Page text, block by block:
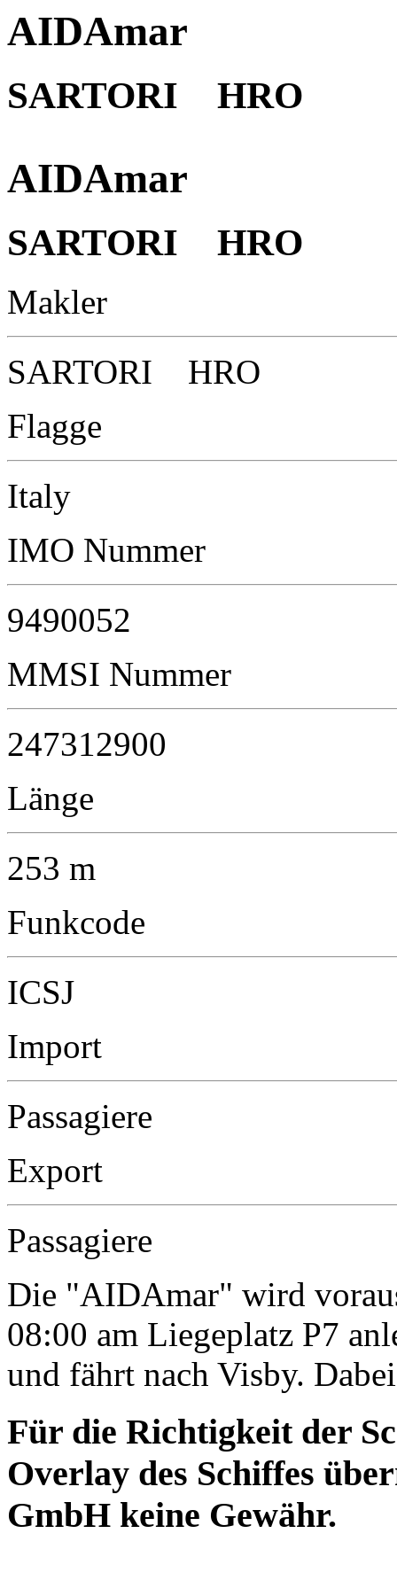
AIDAmar
SARTORI HRO
AIDAmar
SARTORI HRO
Makler
SARTORI HRO
Flagge
Italy
IMO Nummer
9490052
MMSI Nummer
247312900
Länge
253 m
Funkcode
ICSJ
Import
Passagiere
Export
Passagiere
Die "AIDAmar" wird
08:00 am Liegeplatz P7
und fährt nach Visby.
Für die Richtigkeit der
Overlay des Schiffes
GmbH keine Gewähr.